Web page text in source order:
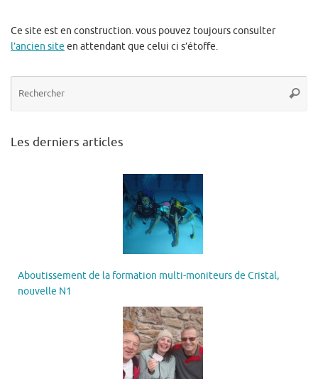
Ce site est en construction. vous pouvez toujours consulter
l’ancien site en attendant que celui ci s’étoffe.
Les derniers articles
Aboutissement de la formation multi-moniteurs de Cristal,
nouvelle N1